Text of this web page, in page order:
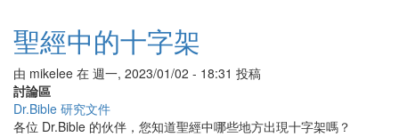
樹
日
聖經中的十字架
由 mikelee 在 週一, 2023/01/02 - 18:31 投稿
討論區
Dr.Bible 研究文件
各位 Dr.Bible 的伙伴，您知道聖經中哪些地方出現十字架嗎？